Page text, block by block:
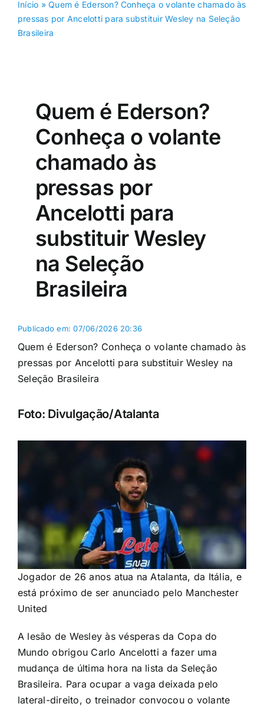
Início »Quem é Ederson? Conheça o volante chamado às
pressas por Ancelotti para substituir Wesley na Seleção
Brasileira
Quem é Ederson?
Conheça o volante
chamado às
pressas por
Ancelotti para
substituir Wesley
na Seleção
Brasileira
Publicado em: 07/06/2026 20:36
Quem é Ederson? Conheça o volante chamado às
pressas por Ancelotti para substituir Wesley na
Seleção Brasileira
Foto: Divulgação/Atalanta
Jogador de 26 anos atua na Atalanta, da Itália, e
está próximo de ser anunciado pelo Manchester
United
A lesão de Wesley às vésperas da Copa do
Mundo obrigou Carlo Ancelotti a fazer uma
mudança de última hora na lista da Seleção
Brasileira. Para ocupar a vaga deixada pelo
lateral-direito, o treinador convocou o volante